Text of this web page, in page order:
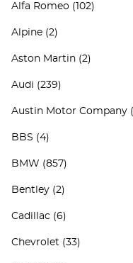
Alfa Romeo (102)
Alpine (2)
Aston Martin (2)
Audi (239)
Austin Motor Company
BBS (4)
BMW (857)
Bentley (2)
Cadillac (6)
Chevrolet (33)